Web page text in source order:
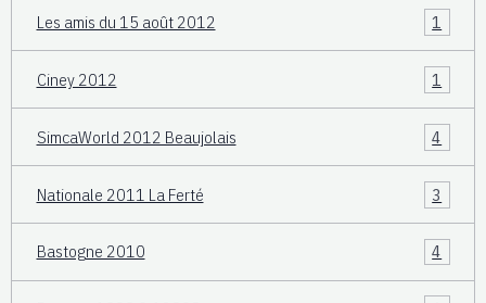
Les amis du 15 août 2012 1
Ciney 2012 1
SimcaWorld 2012 Beaujolais 4
Nationale 2011 La Ferté 3
Bastogne 2010 4